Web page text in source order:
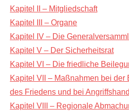
Kapitel II – Mitgliedschaft
Kapitel III – Organe
Kapitel IV – Die
Kapitel V – Der Sicherheitsrat
Kapitel VI – Die friedliche
Kapitel VII – Maßnahmen bei der
des Friedens und bei
Kapitel VIII – Regionale